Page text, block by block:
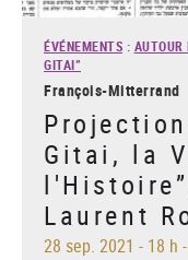
ÉVÉNEMENTS :
GITAI”
François-Mitterrand
Gitai, la
Laurent
28 sep. 2021 - 18 h